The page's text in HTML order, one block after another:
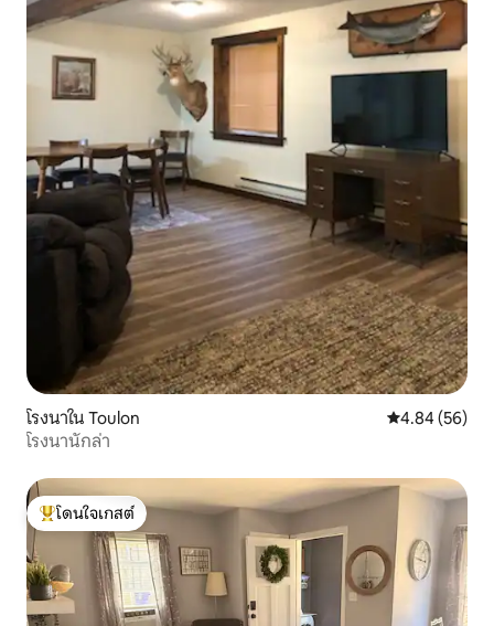
โรงนาใน Toulon คะแนนเฉลี่ย
4.84 (56)
โรงนานักล่า
โดนใจเกสต์ที่สุด
โดนใจเกสต์